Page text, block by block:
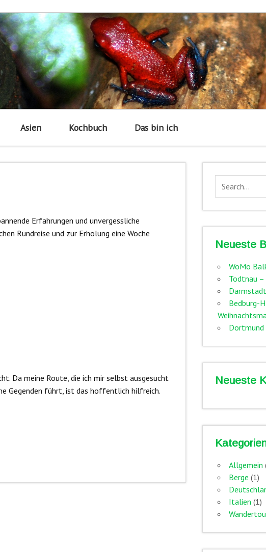
Asien Kochbuch Das bin ich
Erfahrungen und unvergessliche
Rundreise und zur Erholung eine Woche
Da meine Route, die ich mir selbst ausgesucht
Gegenden führt, ist das hoffentlich hilfreich.
Neueste
WoMo
Todtnau
Bedburg-
Dortmund
Neueste
Allgemein
Berge (1)
Italien (1)